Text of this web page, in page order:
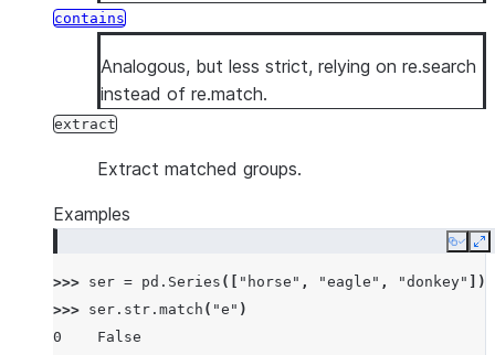
contains
Analogous, but less strict, relying on re.search
instead of re.match.
extract
Extract matched groups.
Examples
Copy
>>> ser = pd . Series ([ "horse" , "eagle" , "donkey"
])
>>> ser . str . match ( "e" )
0    False